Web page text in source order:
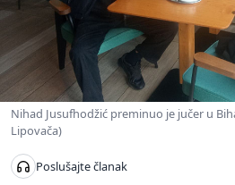
Nihad Jusufhodžić preminuo je jučer u
Lipovača)
Poslušajte članak